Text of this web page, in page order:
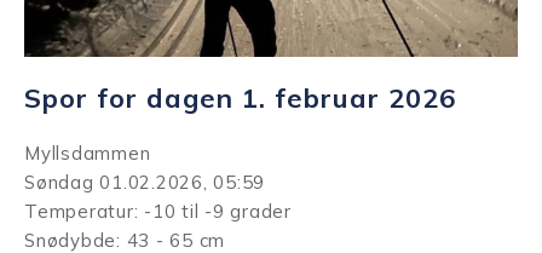
Spor for dagen 1. februar 2026
Myllsdammen
Søndag 01.02.2026, 05:59
Temperatur: -10 til -9 grader
Snødybde: 43 - 65 cm